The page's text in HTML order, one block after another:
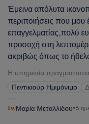
Έμεινα απόλυτα
περιποιήσεις που μου
επαγγελματίας,πολύ
προσοχή στη
ακριβώς όπως το
Η υπηρεσία
Πεντικιούρ Ημιμόνιμο
Μαρία Μεταλλίδου•5